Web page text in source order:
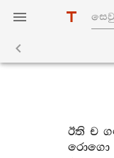
ඊති ච
රොගො